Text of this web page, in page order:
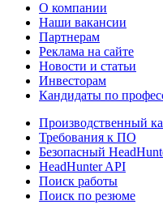
О компании
Наши вакансии
Партнерам
Реклама на сайте
Новости и статьи
Инвесторам
Кандидаты по
Производственный
Требования к ПО
Безопасный
HeadHunter API
Поиск работы
Поиск по резюме